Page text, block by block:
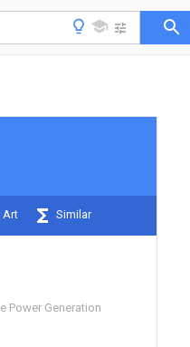
Art Similar
Power Generation